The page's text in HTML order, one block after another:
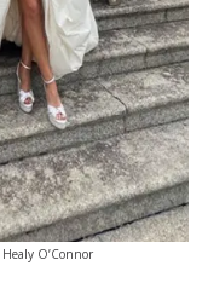
O’Connor